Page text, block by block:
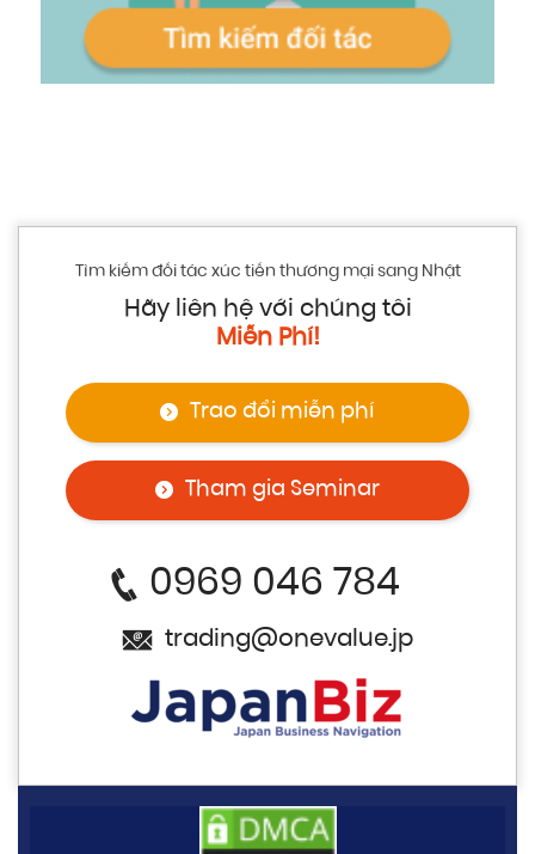
Tìm kiếm đối tác xúc tiến thương mại sang Nhật
Hãy liên hệ với chúng tôi
Miễn Phí!
Trao đổi miễn phí
Tham gia Seminar
0969 046 784
trading@onevalue.jp